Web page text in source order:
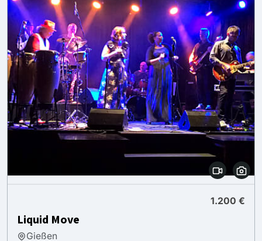
1.200 €
Liquid Move
Gießen